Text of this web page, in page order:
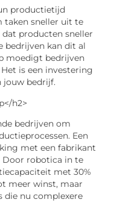
productietijd
taken sneller uit te
producten sneller
bedrijven kan dit al
moedigt bedrijven
is een investering
jouw bedrijf.
h2>
bedrijven om
Een
met een fabrikant
Door robotica in te
met 30%
meer winst, maar
die nu complexere